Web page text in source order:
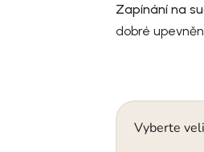
Zapínání na
dobré
Vyberte